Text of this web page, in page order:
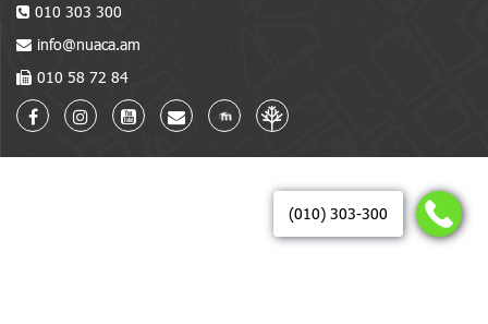
(010) 303-300
010 303 300
info@nuaca.am
010 58 72 84